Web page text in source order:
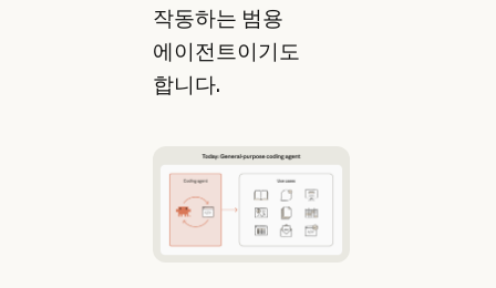
작동하는 범용
에이전트이기도
합니다.